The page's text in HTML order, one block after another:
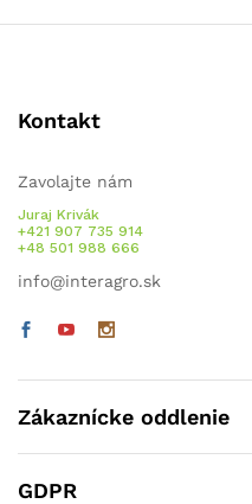
Kontakt
Zavolajte nám
Juraj Krivák
+421 907 735 914
+48 501 988 666
info@interagro.sk
Zákaznícke oddlenie
GDPR